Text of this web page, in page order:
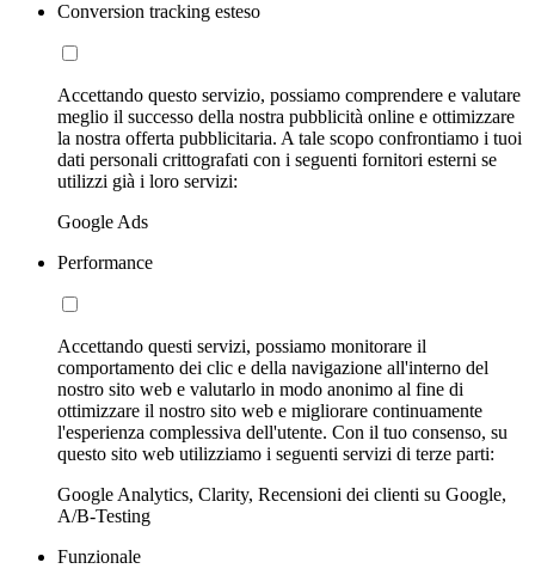
Conversion tracking esteso
Accettando questo servizio, possiamo comprendere e valutare
meglio il successo della nostra pubblicità online e ottimizzare
la nostra offerta pubblicitaria. A tale scopo confrontiamo i tuoi
dati personali crittografati con i seguenti fornitori esterni se
utilizzi già i loro servizi:
Google Ads
Performance
Accettando questi servizi, possiamo monitorare il
comportamento dei clic e della navigazione all'interno del
nostro sito web e valutarlo in modo anonimo al fine di
ottimizzare il nostro sito web e migliorare continuamente
l'esperienza complessiva dell'utente. Con il tuo consenso, su
questo sito web utilizziamo i seguenti servizi di terze parti:
Google Analytics, Clarity, Recensioni dei clienti su Google,
A/B-Testing
Funzionale